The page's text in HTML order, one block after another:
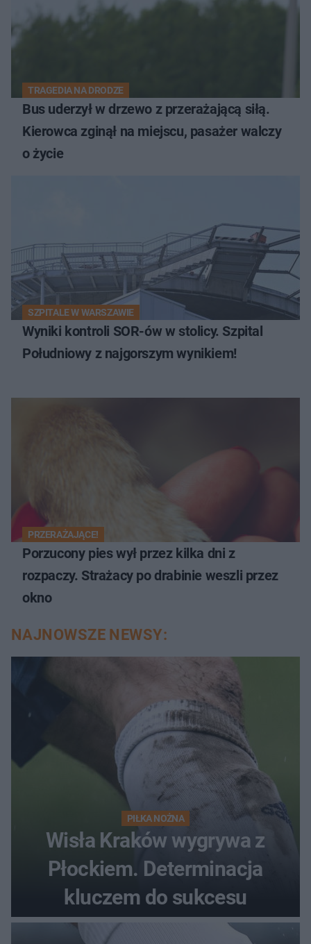
TRAGEDIA NA DRODZE
Bus uderzył w drzewo z przerażającą siłą.
Kierowca zginął na miejscu, pasażer walczy
o życie
SZPITALE W WARSZAWIE
Wyniki kontroli SOR-ów w stolicy. Szpital
Południowy z najgorszym wynikiem!
PRZERAŻAJĄCE!
Porzucony pies wył przez kilka dni z
rozpaczy. Strażacy po drabinie weszli przez
okno
NAJNOWSZE NEWSY:
PIŁKA NOŻNA
Wisła Kraków wygrywa z
Płockiem. Determinacja
kluczem do sukcesu